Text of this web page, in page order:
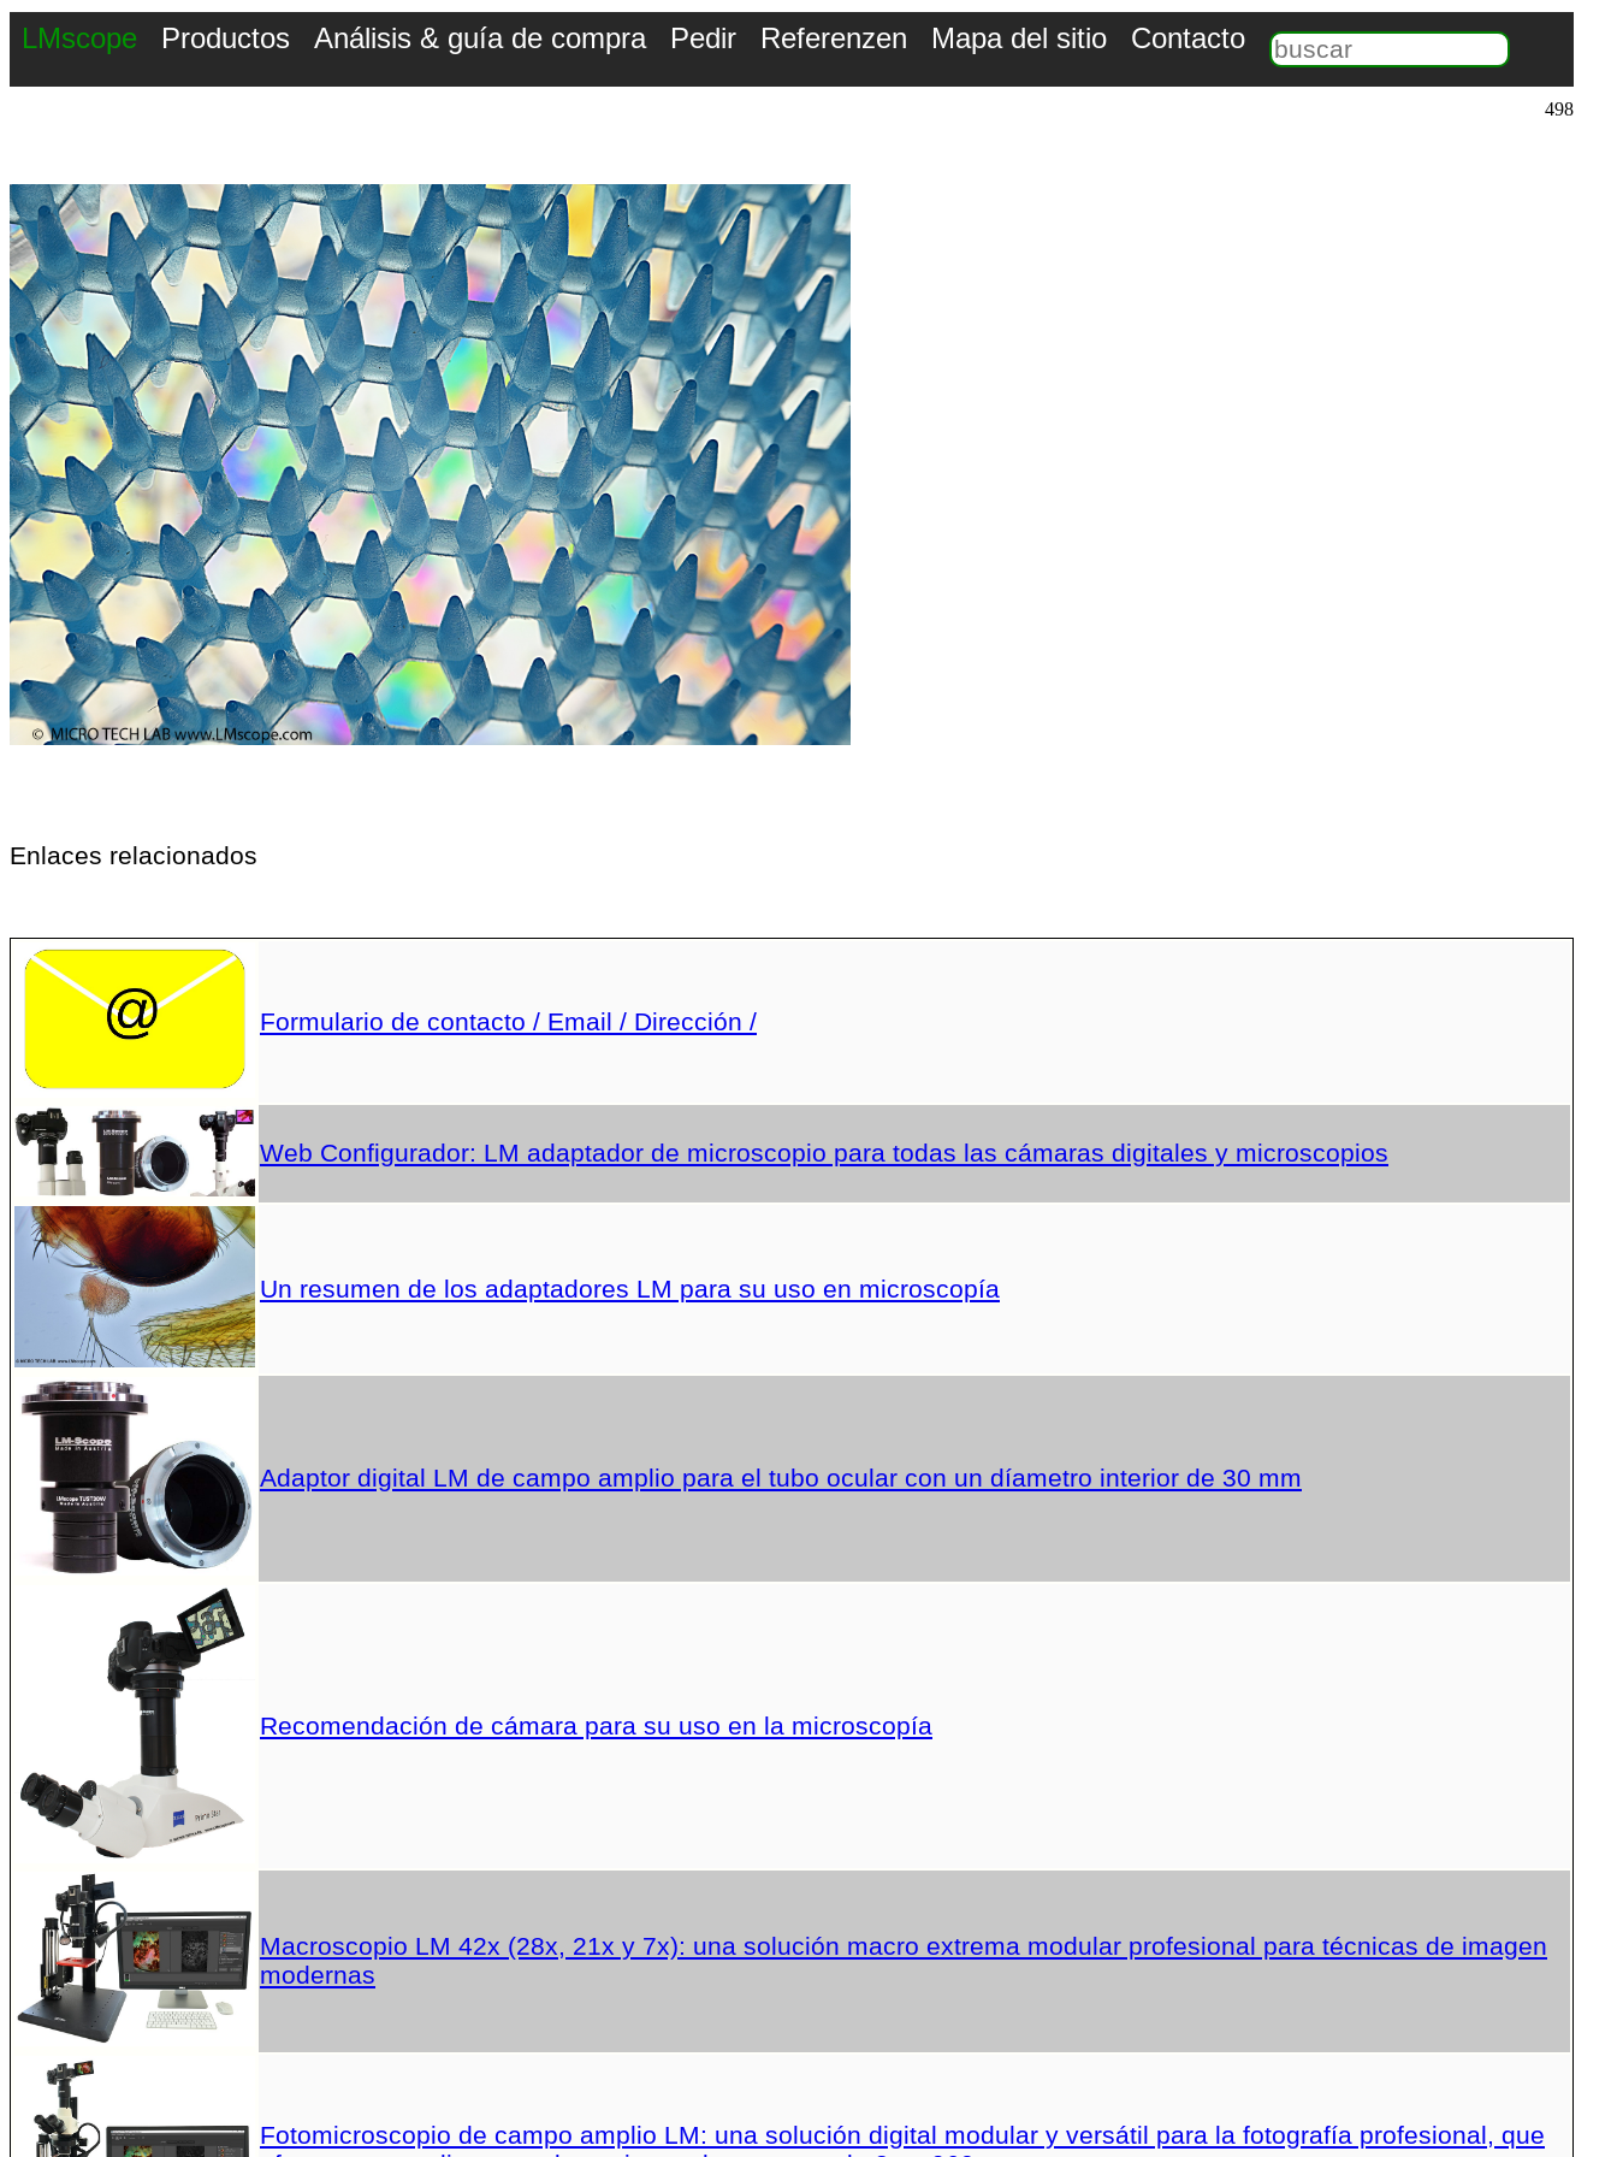
LMscope Productos Análisis & guía de compra Pedir Referenzen Mapa del sitio Contacto
498
Enlaces relacionados
Formulario de contacto / Email / Dirección /
Web Configurador: LM adaptador de microscopio para todas las cámaras digitales y microscopios
Un resumen de los adaptadores LM para su uso en microscopía
Adaptor digital LM de campo amplio para el tubo ocular con un díametro interior de 30 mm
Recomendación de cámara para su uso en la microscopía
Macroscopio LM 42x (28x, 21x y 7x): una solución macro extrema modular profesional para técnicas de imagen
modernas
Fotomicroscopio de campo amplio LM: una solución digital modular y versátil para la fotografía profesional, que